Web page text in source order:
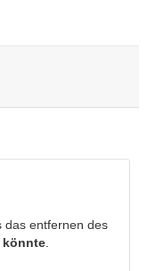
das entfernen des
könnte